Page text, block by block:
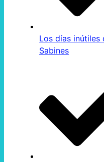
Los días inútiles
Sabines